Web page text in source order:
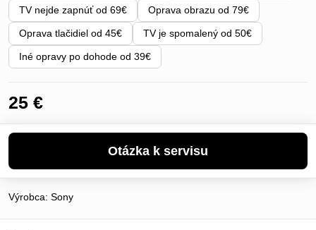
TV nejde zapnúť od 69€ Oprava obrazu od 79€
Oprava tlačidiel od 45€ TV je spomalený od 50€
Iné opravy po dohode od 39€
25 €
Výrobca: Sony